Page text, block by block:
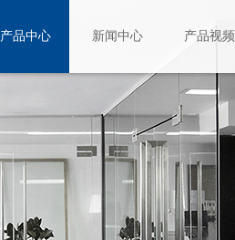
产品中心 新闻中心 产品视频